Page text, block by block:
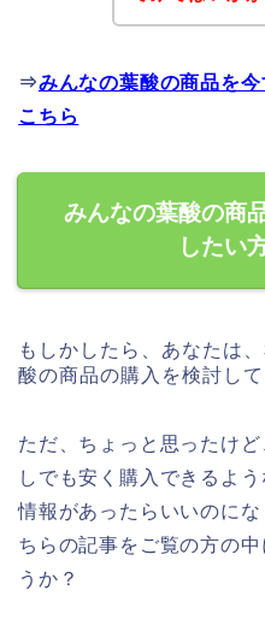
⇒みんなの葉酸の商品を
こちら
みんなの葉酸の商
したい
もしかしたら、あなたは
酸の商品の購入を検討し
ただ、ちょっと思ったけ
しでも安く購入できるよ
情報があったらいいのに
ちらの記事をご覧の方の
うか？